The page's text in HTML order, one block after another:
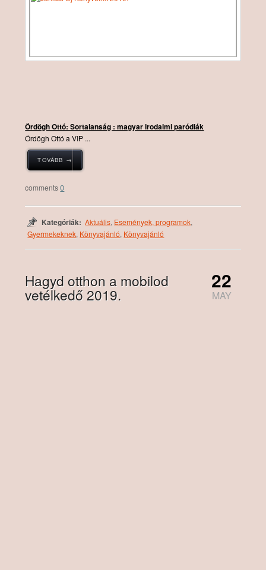
Ördögh Ottó: Sortalanság : magyar irodalmi paródiák
Ördögh Ottó a VIP ...
TOVÁBB →
0
Kategóriák: Aktuális, Események, programok,
Gyermekeknek, Könyvajánló, Könyvajánló
Hagyd otthon a mobilod
vetélkedő 2019.
22
MAY